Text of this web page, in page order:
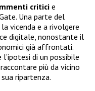
critici e
Una parte del
vicenda e a rivolgere
digitale, nonostante il
già affrontati.
di un possibile
più da vicino
ripartenza.